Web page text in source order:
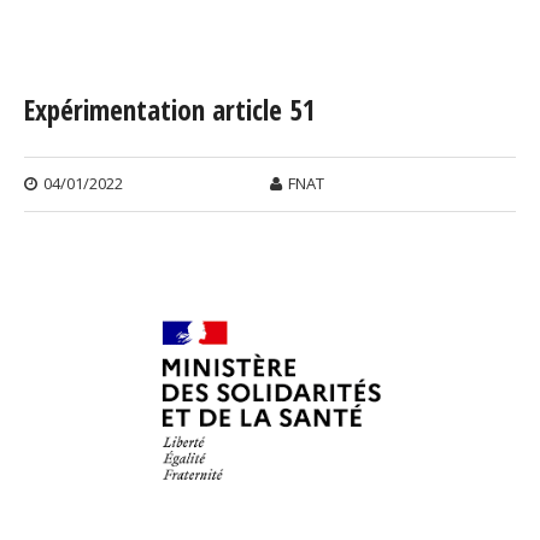
Expérimentation article 51
04/01/2022 FNAT